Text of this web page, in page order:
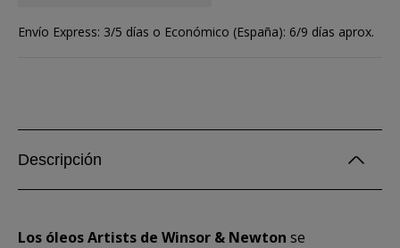
Envío Express: 3/5 días o Económico (España): 6/9 días aprox.
Descripción
Los óleos Artists de Winsor & Newton se